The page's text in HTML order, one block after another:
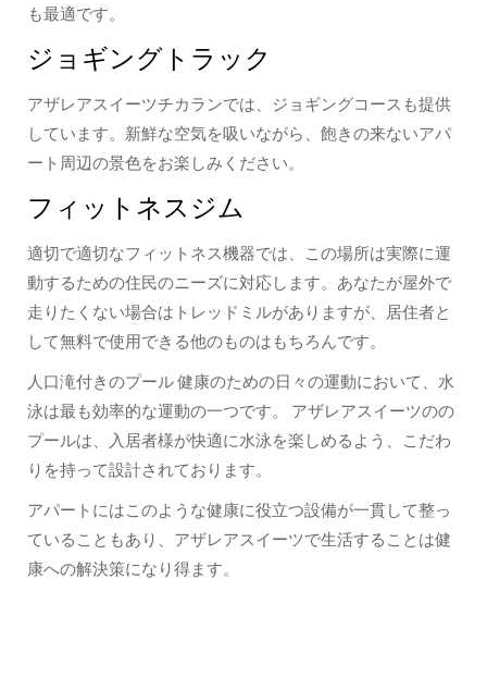
も最適です。
ジョギングトラック
アザレアスイーツチカランでは、ジョギングコースも提供
しています。新鮮な空気を吸いながら、飽きの来ないアパ
ート周辺の景色をお楽しみください。
フィットネスジム
適切で適切なフィットネス機器では、この場所は実際に運
動するための住民のニーズに対応します。あなたが屋外で
走りたくない場合はトレッドミルがありますが、居住者と
して無料で使用できる他のものはもちろんです。
人口滝付きのプール 健康のための日々の運動において、水
泳は最も効率的な運動の一つです。 アザレアスイーツのの
プールは、入居者様が快適に水泳を楽しめるよう、こだわ
りを持って設計されております。
アパートにはこのような健康に役立つ設備が一貫して整っ
ていることもあり、アザレアスイーツで生活することは健
康への解決策になり得ます。